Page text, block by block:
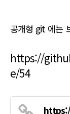
공개형 git 에는
https://
e/54